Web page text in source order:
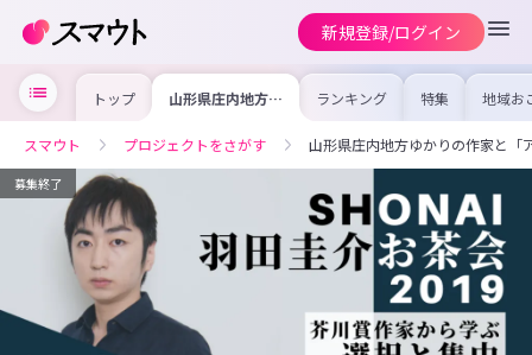
新規登録/ログイン
トップ 山形県庄内地方ゆ
かりの作家と「ア
お茶会！SHONAI
羽田圭介お茶会
2019 ※参加
ランキング 特集 地域お
の求
を集め
事内容
を比較
合った
スマウト プロジェクトをさがす 山形県庄内地方ゆかりの作家と
募集終了